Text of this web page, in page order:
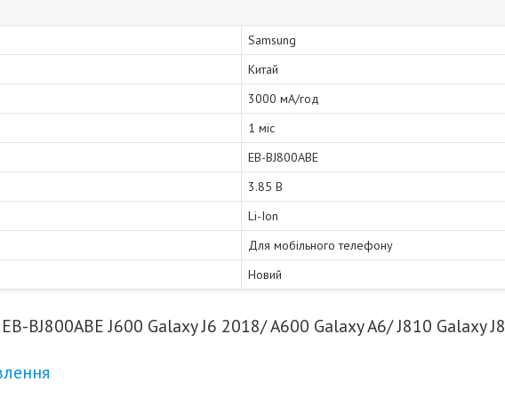
Samsung
Китай
3000 мА/год
1 міс
EB-BJ800ABE
3.85 В
Li-Ion
Для мобільного телефону
Новий
BJ800ABE J600 Galaxy J6 2018/ A600 Galaxy A6/ J810 Galaxy J8